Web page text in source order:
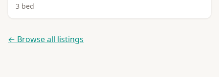
3 bed
← Browse all listings